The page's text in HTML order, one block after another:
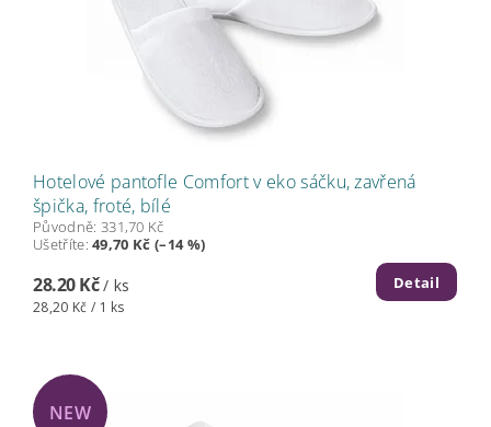
Hotelové pantofle Comfort v eko sáčku, zavřená
špička, froté, bílé
Původně: 331,70 Kč
Ušetříte:49,70 Kč (–14 %)
28.20 Kč / ks
28,20 Kč / 1 ks
Detail
NEW